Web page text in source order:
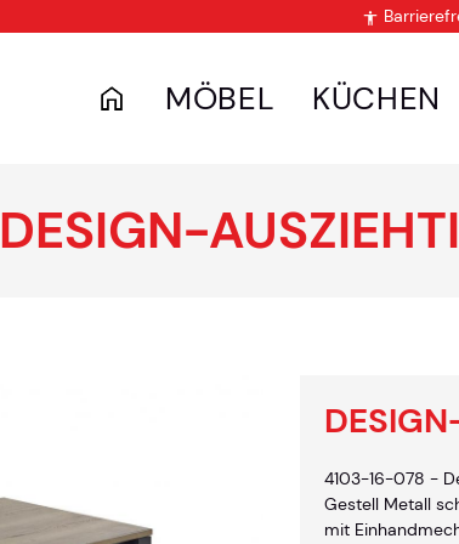

MÖBEL KÜCHEN
DESIGN-
4103-16-078 -
Gestell Metall
mit